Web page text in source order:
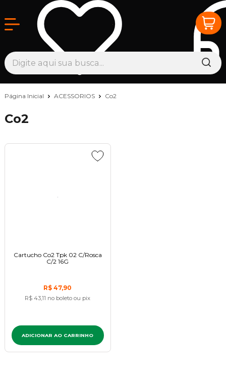
Página Inicial ACESSORIOS Co2
Co2
Cartucho Co2 Tpk 02 C/Rosca
C/2 16G
R$ 47,90
R$ 43,11 no boleto ou pix
ADICIONAR AO CARRINHO